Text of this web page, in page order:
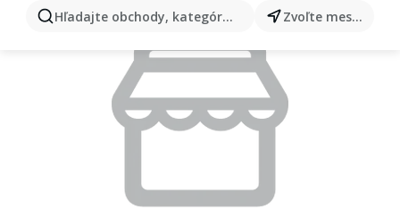
Hľadajte obchody, kategórie, produkty... Zvoľte mesto